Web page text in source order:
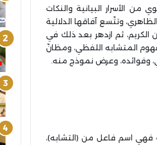
الأسرار البيانية والنكات
وتتّسع آفاقها الدلالية
ثم ازدهر بعد ذلك في
المتشابه اللفظي، ومظانّ
وفوائده، وعرض نموذج منه.
فهي اسم فاعل من (التشابه)،